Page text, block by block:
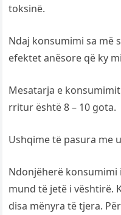
toksinë.
Ndaj konsumimi sa më
efektet anësore që ky
Mesatarja e
rritur është 8 – 10 gota.
Ushqime të pasura me
Ndonjëherë konsumimi
mund të jetë i vështirë.
disa mënyra të tjera.